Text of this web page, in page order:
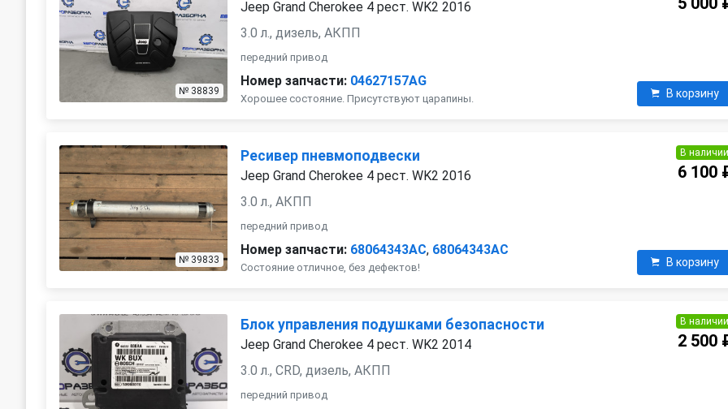
№ 38839
Jeep Grand Cherokee 4 рест. WK2 2016
3.0 л., дизель, АКПП
передний привод
Номер запчасти: 04627157AG
Хорошее состояние. Присутствуют царапины. В корзину
№ 39833
Ресивер пневмоподвески
Jeep Grand Cherokee 4 рест. WK2 2016
3.0 л., АКПП
передний привод
Номер запчасти: 68064343AC, 68064343AC
Состояние отличное, без дефектов!
В наличии
6 100
В корзину
Блок управления подушками безопасности
Jeep Grand Cherokee 4 рест. WK2 2014
3.0 л., CRD, дизель, АКПП
передний привод
В наличии
2 500